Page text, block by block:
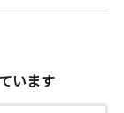
います